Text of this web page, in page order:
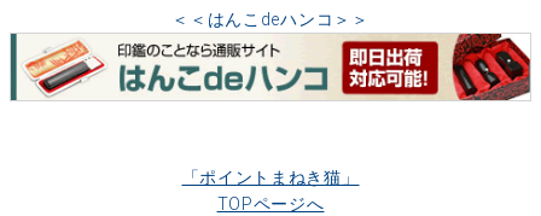
＜＜はんこdeハンコ＞＞
「ポイントまねき猫」
TOPページへ